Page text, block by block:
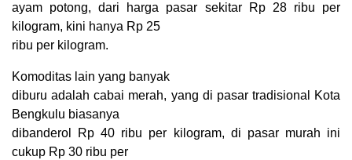
ayam potong, dari harga pasar sekitar Rp 28 ribu per
kilogram, kini hanya Rp 25
ribu per kilogram.
Komoditas lain yang banyak
diburu adalah cabai merah, yang di pasar tradisional Kota
Bengkulu biasanya
dibanderol Rp 40 ribu per kilogram, di pasar murah ini
cukup Rp 30 ribu per